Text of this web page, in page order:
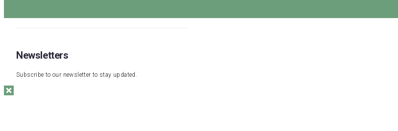
Newsletters
Subscribe to our newsletter to stay updated.